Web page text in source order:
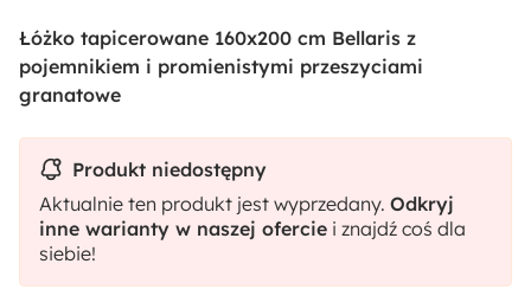
Łóżko tapicerowane 160x200 cm Bellaris z
pojemnikiem i promienistymi przeszyciami
granatowe
Produkt niedostępny
Aktualnie ten produkt jest wyprzedany. Odkryj
inne warianty w naszej ofercie i znajdź coś dla
siebie!